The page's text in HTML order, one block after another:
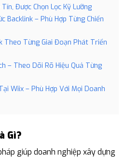
Được Chọn Lọc Kỹ Lưỡng
Backlink – Phù Hợp Từng Chiến
Theo Từng Giai Đoạn Phát Triển
– Theo Dõi Rõ Hiệu Quả Từng
Wiix – Phù Hợp Với Mọi Doanh
Gì?
giúp doanh nghiệp xây dựng